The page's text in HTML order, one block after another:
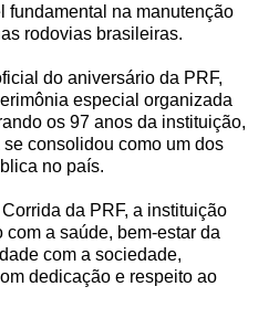
fundamental na manutenção
rodovias brasileiras.
do aniversário da PRF,
especial organizada
os 97 anos da instituição,
consolidou como um dos
no país.
da PRF, a instituição
com a saúde, bem-estar da
com a sociedade,
dedicação e respeito ao